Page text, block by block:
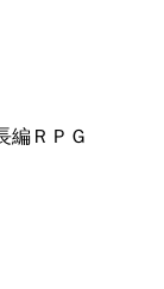
編ＲＰＧ